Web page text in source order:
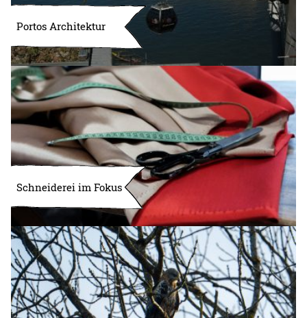
Portos Architektur
Schneiderei im Fokus